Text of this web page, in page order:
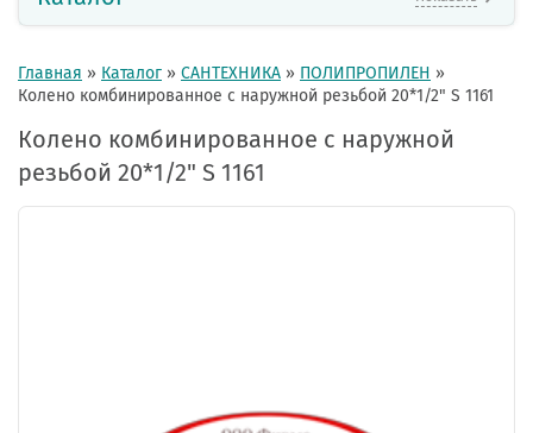
Главная » Каталог » САНТЕХНИКА » ПОЛИПРОПИЛЕН »
Колено комбинированное с наружной резьбой 20*1/2" S 1161
Колено комбинированное с наружной
резьбой 20*1/2" S 1161